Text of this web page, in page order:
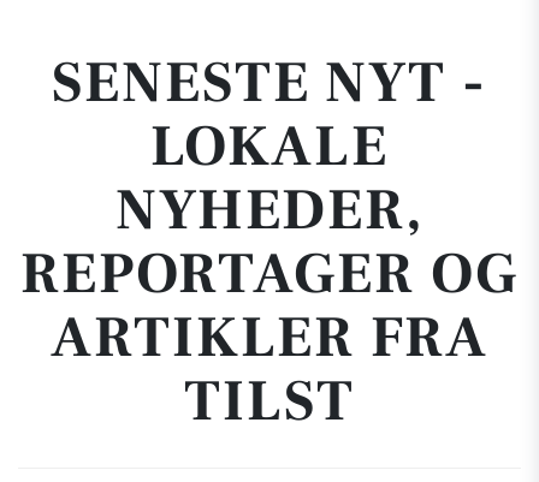
SENESTE NYT -
LOKALE
NYHEDER,
REPORTAGER OG
ARTIKLER FRA
TILST